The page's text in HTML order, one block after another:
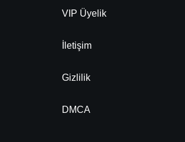
VIP Üyelik
İletişim
Gizlilik
DMCA